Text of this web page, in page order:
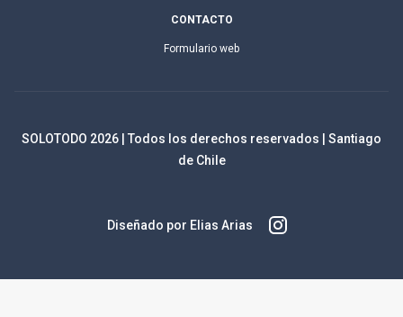
CONTACTO
Formulario web
SOLOTODO 2026 | Todos los derechos reservados | Santiago
de Chile
Diseñado por Elias Arias